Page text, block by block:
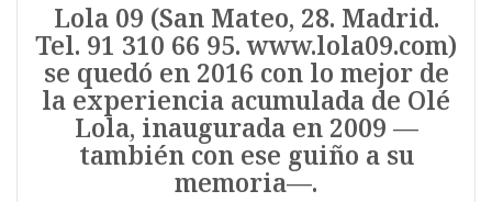
Lola 09 (San Mateo, 28. Madrid.
Tel. 91 310 66 95. www.lola09.com)
se quedó en 2016 con lo mejor de
la experiencia acumulada de Olé
Lola, inaugurada en 2009 —
también con ese guiño a su
memoria—.